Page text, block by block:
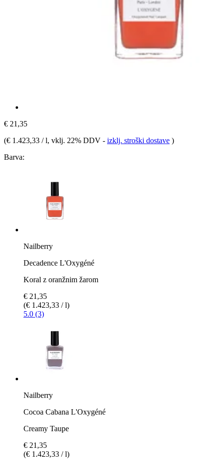
€ 21,35
(€ 1.423,33 / l, vklj. 22% DDV - izklj. stroški dostave )
Barva:
Nailberry
Decadence L'Oxygéné
Koral z oranžnim žarom
€ 21,35
(€ 1.423,33 / l)
5.0 (3)
Nailberry
Cocoa Cabana L'Oxygéné
Creamy Taupe
€ 21,35
(€ 1.423,33 / l)